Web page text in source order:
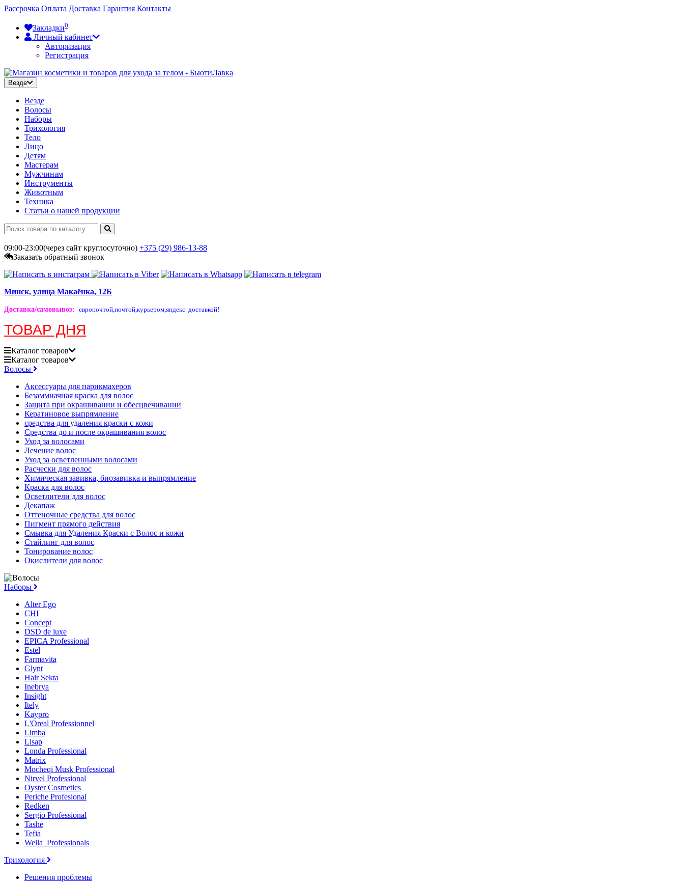
Рассрочка Оплата Доставка Гарантия Контакты
Закладки0
Личный кабинет
Авторизация
Регистрация
Везде
Везде
Волосы
Наборы
Трихология
Тело
Лицо
Детям
Мастерам
Мужчинам
Инструменты
Животным
Техника
Статьи о нашей продукции
09:00-23:00(через сайт круглосуточно) +375 (29) 986-13-88
Заказать обратный звонок
Минск, улица Макаёнка, 12Б
Доставка/самовывоз: европочтой,почтой,курьером,яндекс доставкой!
ТОВАР ДНЯ
Каталог товаров
Каталог товаров
Волосы
Аксессуары для парикмахеров
Безаммиачная краска для волос
Защита при окрашивании и обесцвечивании
Кератиновое выпрямление
средства для удаления краски с кожи
Средства до и после окрашивания волос
Уход за волосами
Лечение волос
Уход за осветленными волосами
Расчески для волос
Химическая завивка, биозавивка и выпрямление
Краска для волос
Осветлители для волос
Декапаж
Оттеночные средства для волос
Пигмент прямого действия
Смывка для Удаления Краски с Волос и кожи
Стайлинг для волос
Тонирование волос
Окислители для волос
Наборы
Alter Ego
CHI
Concept
DSD de luxe
EPICA Professional
Estel
Farmavita
Glynt
Hair Sekta
Inebrya
Insight
Itely
Kaypro
L'Oreal Professionnel
Limba
Lisap
Londa Professional
Matrix
Mocheqi Musk Professional
Nirvel Professional
Oyster Cosmetics
Periche Profesional
Redken
Sergio Professional
Tashe
Tefia
Wella_Professionals
Трихология
Решения проблемы